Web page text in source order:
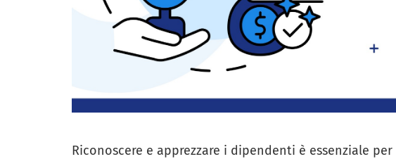
Riconoscere e apprezzare i dipendenti è essenziale